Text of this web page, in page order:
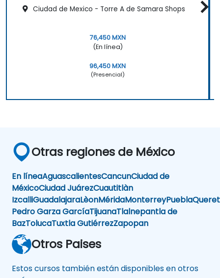
Ciudad de Mexico - Torre A de Samara Shops
76,450 MXN
(En línea)
96,450 MXN
(Presencial)
Otras regiones de México
En líneaAguascalientesCancunCiudad de
MéxicoCiudad JuárezCuautitlàn
IzcalliGuadalajaraLèonMéridaMonterreyPuebla
Pedro Garza GarcíaTijuanaTlalnepantla de
BazTolucaTuxtla GutiérrezZapopan
Otros Paises
Estos cursos también están disponibles en otros